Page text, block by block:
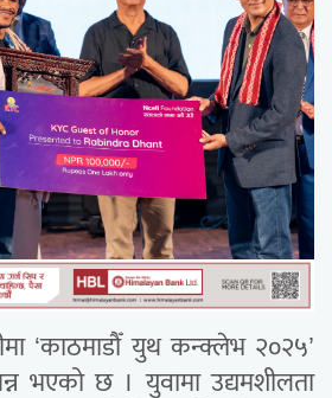
‘काठमाडौँ युथ कन्क्लेभ २०२५’
भएको छ । युवामा उद्यमशीलता